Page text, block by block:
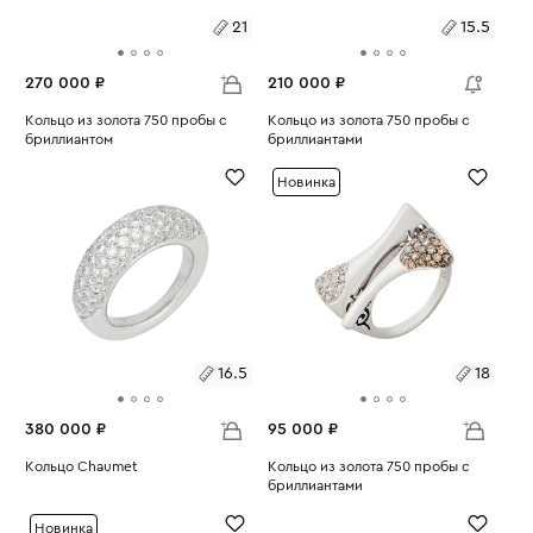
21
270 000 ₽
Размеры:
Кольцо из золота 750 пробы с
бриллиантом
15.5
210 000 ₽
Размеры:
Кольцо из золота 750 пробы с
бриллиантами
16.5
380 000 ₽
Размеры:
Кольцо Chaumet
Новинка
18
95 000 ₽
Размеры:
Кольцо из золота 750 пробы с
бриллиантами
Новинка